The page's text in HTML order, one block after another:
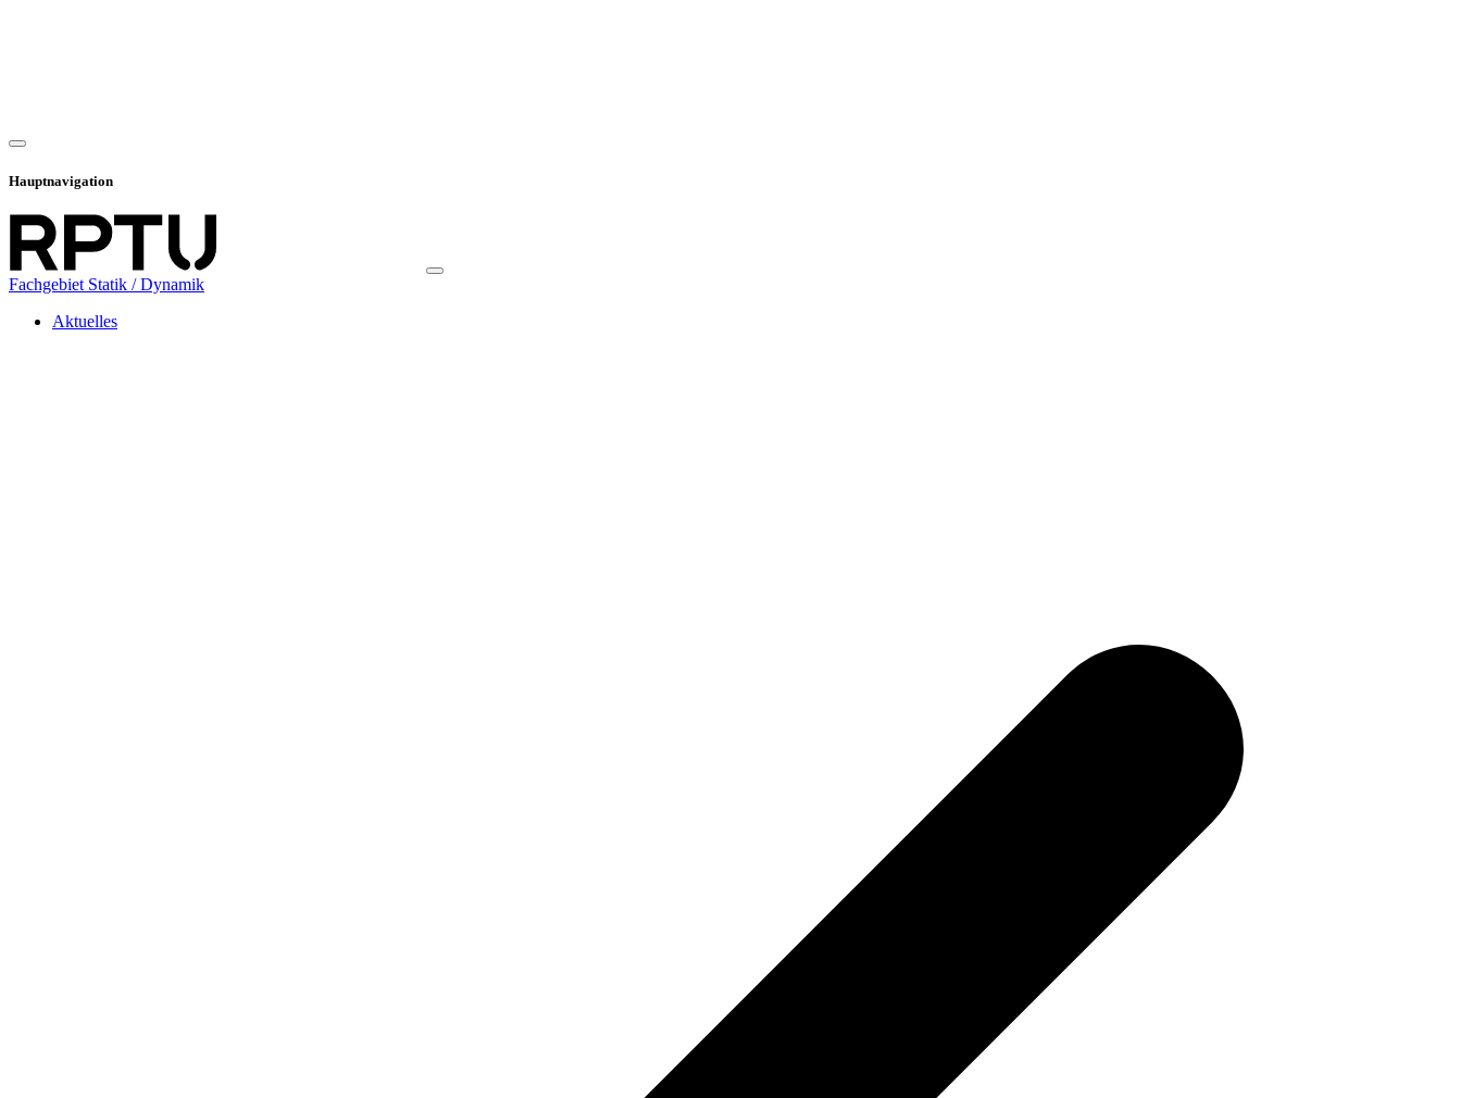
Hauptnavigation
Fachgebiet Statik / Dynamik
Aktuelles